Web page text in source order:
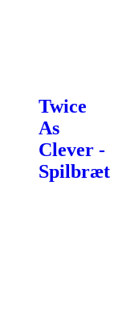
Twice
As
Clever -
Spilbræt